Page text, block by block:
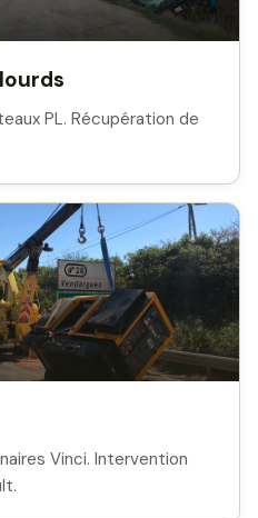
PL. Récupération de
Vinci. Intervention